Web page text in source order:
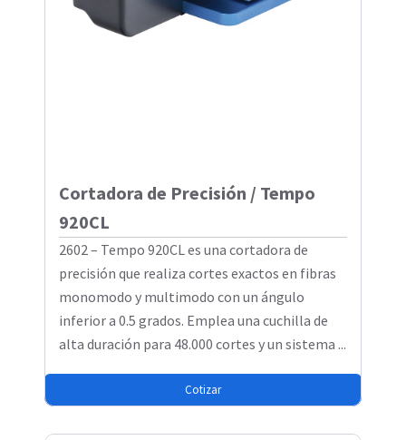
Cortadora de Precisión / Tempo
920CL
2602 – Tempo 920CL es una cortadora de
precisión que realiza cortes exactos en fibras
monomodo y multimodo con un ángulo
inferior a 0.5 grados. Emplea una cuchilla de
alta duración para 48.000 cortes y un sistema ...
Cotizar